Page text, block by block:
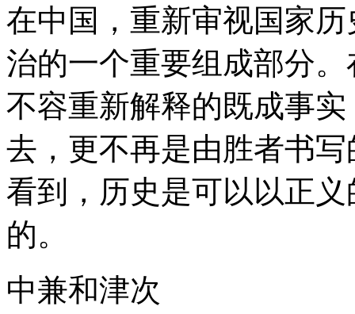
在中国，重新审视国家
治的一个重要组成部分
不容重新解释的既成事
去，更不再是由胜者书
看到，历史是可以以正
的。
中兼和津次